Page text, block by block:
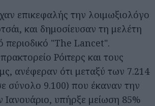
επικεφαλής την λοιμωξιολόγο
και δημοσίευσαν τη μελέτη
περιοδικό "The Lancet".
Ρόιτερς και τους
ανέφεραν ότι μεταξύ των 7.214
σύνολο 9.100) που έκαναν την
υπήρξε μείωση 85%